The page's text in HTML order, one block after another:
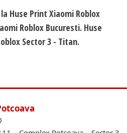
Huse Print Xiaomi Roblox
Roblox Bucuresti. Huse
Sector 3 - Titan.